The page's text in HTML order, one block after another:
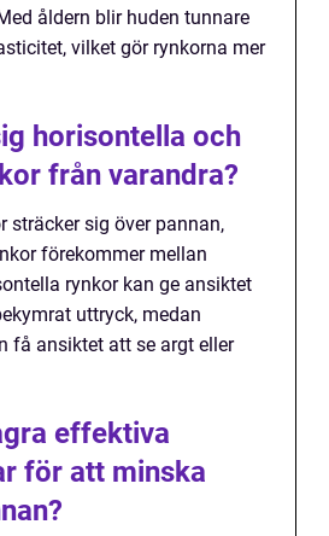
åldern blir huden tunnare
vilket gör rynkorna mer
horisontella och
från varandra?
sträcker sig över pannan,
förekommer mellan
rynkor kan ge ansiktet
uttryck, medan
få ansiktet att se argt eller
effektiva
för att minska